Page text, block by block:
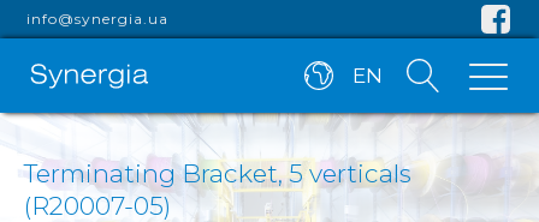
info@synergia.ua
EN
Terminating Bracket, 5 verticals
(R20007-05)